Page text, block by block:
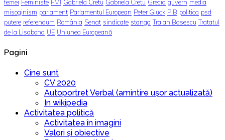
femei Feministe FMI Gabriela Cretu Gabriela Crețu Grecia guvern media
misoginism parlament Parlamentul European Peter Gluck PIB politica psd
putere referendum România Senat sindicate stanga Traian Basescu Tratatul
de la Lisabona UE Uniunea Europeană
Pagini
Cine sunt
CV 2020
Autoportret Verbal (amintire ușor actualizată)
In wikipedia
Activitatea politică
Activitatea în imagini
Valori și obiective